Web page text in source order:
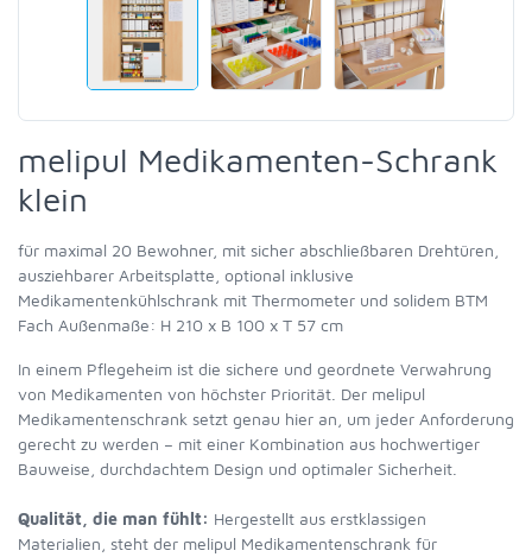
melipul Medikamenten-Schrank
klein
für maximal 20 Bewohner, mit sicher abschließbaren Drehtüren,
ausziehbarer Arbeitsplatte, optional inklusive
Medikamentenkühlschrank mit Thermometer und solidem BTM
Fach Außenmaße: H 210 x B 100 x T 57 cm
In einem Pflegeheim ist die sichere und geordnete Verwahrung
von Medikamenten von höchster Priorität. Der melipul
Medikamentenschrank setzt genau hier an, um jeder Anforderung
gerecht zu werden – mit einer Kombination aus hochwertiger
Bauweise, durchdachtem Design und optimaler Sicherheit.
Qualität, die man fühlt: Hergestellt aus erstklassigen
Materialien, steht der melipul Medikamentenschrank für